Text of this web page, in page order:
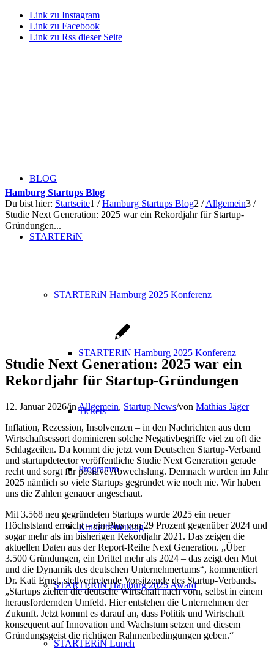
Link zu Instagram
Link zu Facebook
Link zu Rss dieser Seite
BLOG
STARTERiN
STARTERiN Hamburg 2025 Konferenz
STARTERiN Hamburg 2025 Konferenz
Tickets
Programm
Kinderbetreuung
STARTERiN Hamburg 2025 Award
STARTERiN Lunch
Hamburg Startups Blog
Du bist hier: Startseite1 / Hamburg Startups Blog2 / Allgemein3 /
Studie Next Generation: 2025 war ein Rekordjahr für Startup-
Gründungen...
Studie Next Generation: 2025 war ein
Rekordjahr für Startup-Gründungen
12. Januar 2026/in Allgemein, Startup News/von Mathias Jäger
Inflation, Rezession, Insolvenzen – in den Nachrichten aus dem
Wirtschaftsessort dominieren solche Negativbegriffe viel zu oft die
Schlagzeilen. Da kommt die jetzt vom Deutschen Startup-Verband
und startupdetector veröffentliche Studie Next Generation gerade
recht und sorgt für positive Abwechslung. Demnach wurden im Jahr
2025 nämlich so viele Startups gegründet wie noch nie. Wir haben
uns die Zahlen genauer angeschaut.
Mit 3.568 neu gegründeten Startups wurde 2025 ein neuer
Höchststand erreicht – ein Plus von 29 Prozent gegenüber 2024 und
sogar mehr als im bisherigen Rekordjahr 2021. Das zeigen die
aktuellen Daten aus der Report-Reihe Next Generation. „Über
3.500 Gründungen, ein Drittel mehr als 2024 – das zeigt den Mut
und die Dynamik des deutschen Unternehmertums“, kommentiert
Dr. Kati Ernst, stellvertretende Vorsitzende des Startup-Verbands.
„Startups ziehen die deutsche Wirtschaft nach vorn, selbst in einem
herausfordernden Umfeld. Hier entstehen die Unternehmen der
Zukunft. Jetzt kommt es darauf an, dass Politik und Wirtschaft
konsequent auf Innovation und Wachstum setzen und diesem
Gründungsgeist die richtigen Rahmenbedingungen geben.“